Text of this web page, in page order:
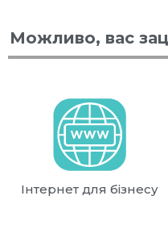
Можливо, вас
Інтернет для бізнесу